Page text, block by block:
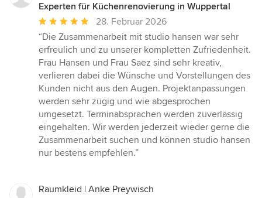
Experten für Küchenrenovierung in Wuppertal
Durchschnittliche
Bewertung:
5
von
5
Sternen
28. Februar 2026
“Die Zusammenarbeit mit studio hansen war sehr
erfreulich und zu unserer kompletten Zufriedenheit.
Frau Hansen und Frau Saez sind sehr kreativ,
verlieren dabei die Wünsche und Vorstellungen des
Kunden nicht aus den Augen. Projektanpassungen
werden sehr zügig und wie abgesprochen
umgesetzt. Terminabsprachen werden zuverlässig
eingehalten. Wir werden jederzeit wieder gerne die
Zusammenarbeit suchen und können studio hansen
nur bestens empfehlen.”
Raumkleid | Anke Preywisch